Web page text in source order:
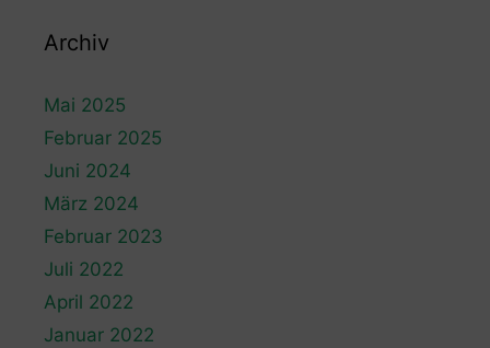
Archiv
Mai 2025
Februar 2025
Juni 2024
März 2024
Februar 2023
Juli 2022
April 2022
Januar 2022